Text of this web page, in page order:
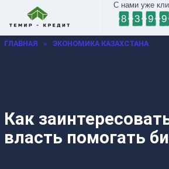
С нами уже
8 3 9 9
ГЛАВНАЯ » ЭКОНОМИКА КАЗАХСТАНА
Как
власть помогать